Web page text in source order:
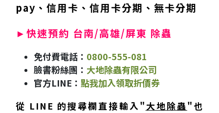
pay、信用卡、信用卡分期、無卡分期
►快速預約 台南/高雄/屏東 除蟲
免付費電話： 0800-555-081
臉書粉絲團： 大地除蟲有限公司
官方LINE： 點我加入領取折價券
從 LINE 的搜尋欄直接輸入"大地除蟲"也